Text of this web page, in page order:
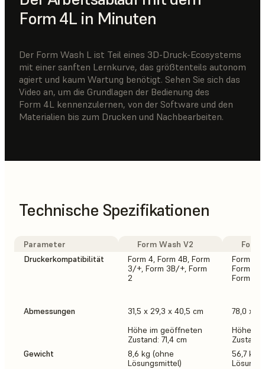
Form 4L in Minuten
Der Form Wash L ist Teil eines 3D-Druck-Ecosystems
mit einer sanften Lernkurve, das größtenteils autonom
agiert und kaum Wartung benötigt. Sehen Sie sich das
Video an, um die Grundlagen der Bedienung des
Form 4L kennenzulernen, von der Software und den
Materialien bis zum Drucken und Nachbearbeiten.
Technische Spezifikationen
Parameter Form Wash V2
Form
Druckerkompatibilität
Form 4, Form 4B, Form
3/+, Form 3B/+, Form
2
Form
Form 3/
Form 2
Abmessungen
31,5 x 29,3 x 40,5 cm
Höhe im geöffneten
Zustand: 71,4 cm
78,0 x
Höhe
Zustand:
Gewicht
8,6 kg (ohne
Lösungsmittel)
56,7 kg